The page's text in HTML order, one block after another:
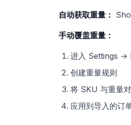
自动获取重量：
手动覆盖重量：
进入 Settings →
创建重量规则
将 SKU 与重量
应用到导入的订